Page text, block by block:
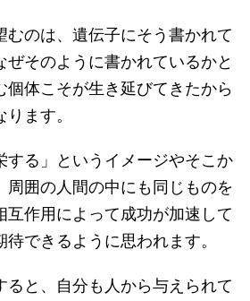
むのは、遺伝子にそう書かれて
ぜそのように書かれているかと
個体こそが生き延びてきたから
ます。
する」というイメージやそこか
周囲の人間の中にも同じものを
互作用によって成功が加速して
できるように思われます。
ると、自分も人から与えられて